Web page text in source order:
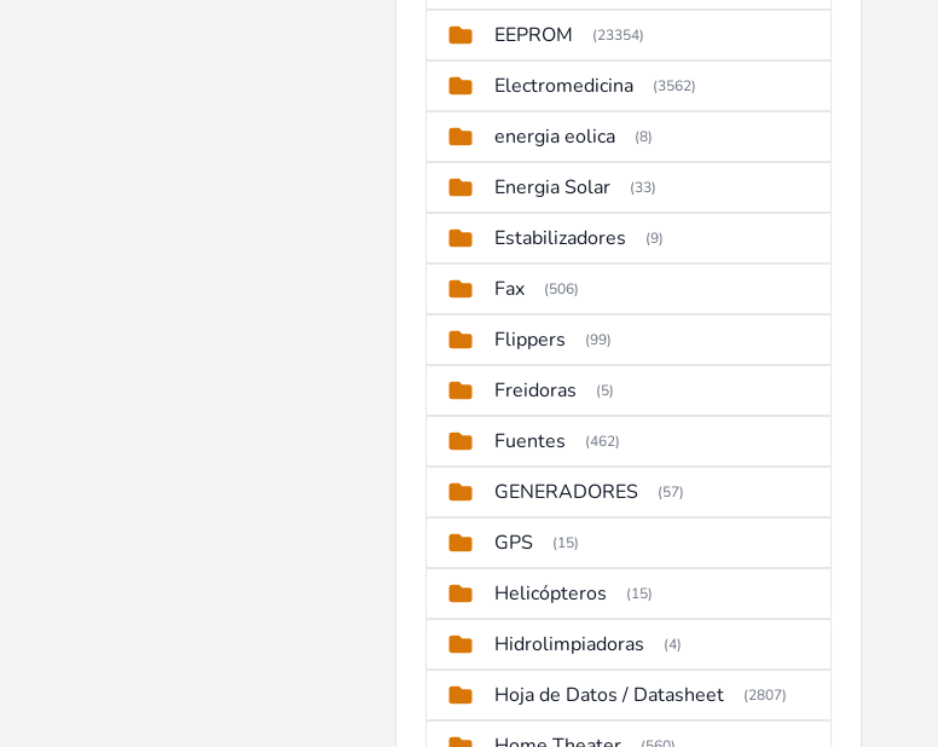
EEPROM (23354)
Electromedicina (3562)
energia eolica (8)
Energia Solar (33)
Estabilizadores (9)
Fax (506)
Flippers (99)
Freidoras (5)
Fuentes (462)
GENERADORES (57)
GPS (15)
Helicópteros (15)
Hidrolimpiadoras (4)
Hoja de Datos / Datasheet (2807)